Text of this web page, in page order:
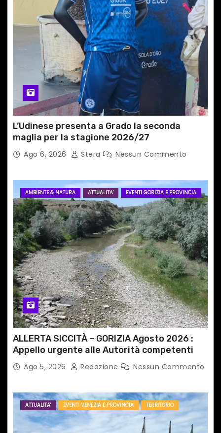
t
l
i
L’Udinese presenta a Grado la seconda
maglia per la stagione 2026/27
Ago 6, 2026 Stera Nessun Commento
AMBIENTE & NATURA ATTUALITA' EVENTI GORIZIA E PROVINCIA
ALLERTA SICCITÀ – GORIZIA Agosto 2026 :
Appello urgente alle Autorità competenti
Ago 5, 2026 Redazione Nessun Commento
ATTUALITA' EVENTI VENEZIA E PROVINCIA TERRITORIO